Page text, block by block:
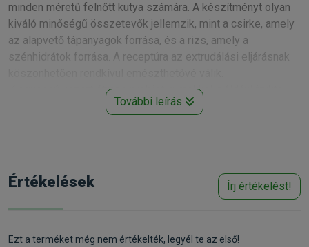
minden méretű felnőtt kutya számára. A készítményt olyan
kiváló minőségű összetevők jellemzik, mint a csirke, amely
az alapvető tápanyagok forrása, és a rizs, amely a
szénhidrátok forrása. A receptúra az extrudálási eljárásnak
Kiegyensúlyozott étrend prebiotikumokkal, például frukto-
oligoszacharidokkal (FOS), és répapépet, oldhatatlan rostok
kondroitin-szulfátot az ízületek és a csontok támogatására.
Tartalmaz továbbá Yucca schidigerát a bélszagok
korlátozására. Nem tartalmaz hozzáadott mesterséges
További leírás
Értékelések Írj értékelést!
Ezt a terméket még nem értékelték, legyél te az első!